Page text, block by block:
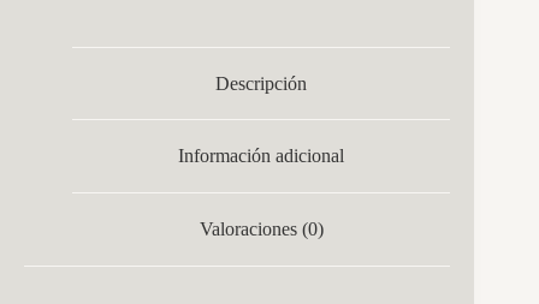
Descripción
Información adicional
Valoraciones (0)